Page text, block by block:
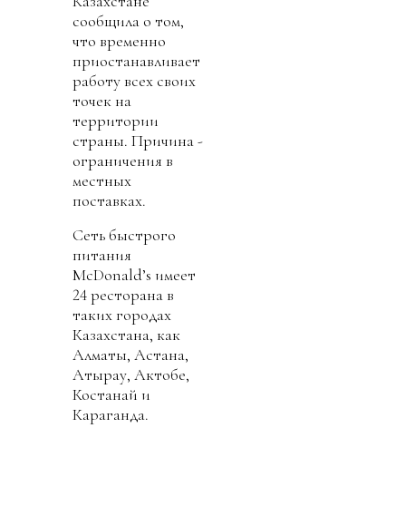
сообщила о том,
что временно
приостанавливает
работу всех своих
точек на
территории
страны. Причина -
ограничения в
местных
поставках.
Сеть быстрого
питания
McDonald’s имеет
24 ресторана в
таких городах
Казахстана, как
Алматы, Астана,
Атырау, Актобе,
Костанай и
Караганда.